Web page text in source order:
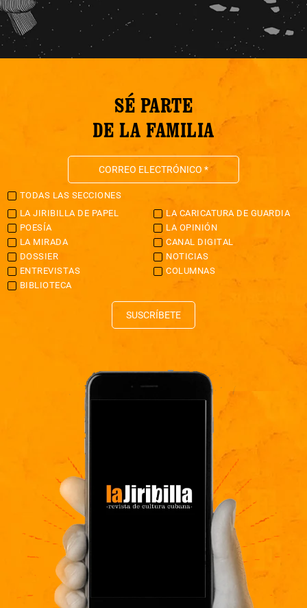
SÉ PARTE
DE LA FAMILIA
TODAS LAS SECCIONES
LA JIRIBILLA DE PAPEL
LA CARICATURA DE GUARDIA
POESÍA
LA OPINIÓN
LA MIRADA
CANAL DIGITAL
DOSSIER
NOTICIAS
ENTREVISTAS
COLUMNAS
BIBLIOTECA
SUSCRÍBETE